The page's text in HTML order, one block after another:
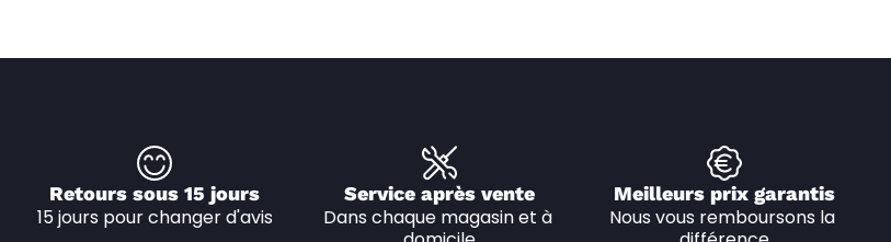
Retours sous 15 jours
15 jours pour changer d'avis
Service après vente
Dans chaque magasin et à
Meilleurs prix garantis
Nous vous remboursons la